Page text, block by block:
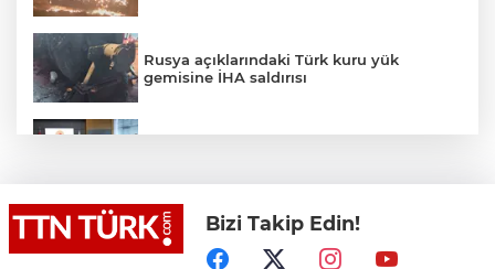
Rusya açıklarındaki Türk kuru yük
gemisine İHA saldırısı
Lukaku Fener’e mi, Beşiktaş’a mı geliyor?
Bizi Takip Edin!